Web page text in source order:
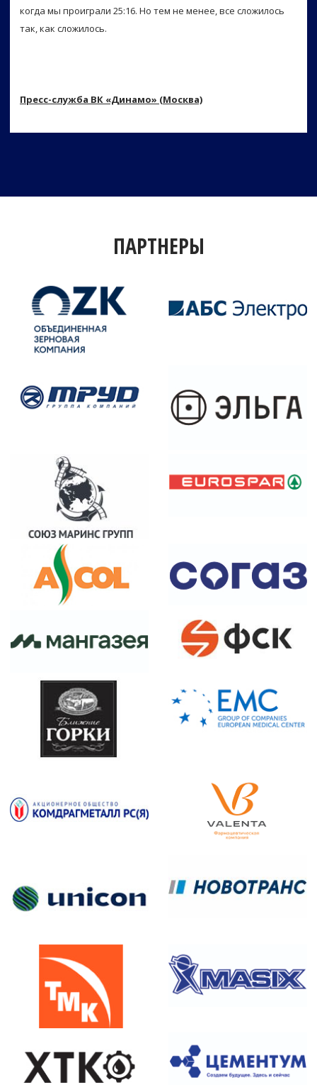
когда мы проиграли 25:16. Но тем не менее, все сложилось
так, как сложилось.
Пресс-служба ВК «Динамо» (Москва)
ПАРТНЕРЫ